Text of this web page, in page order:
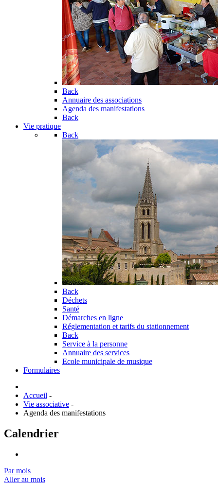
Back
Annuaire des associations
Agenda des manifestations
Back
Vie pratique
Back
Back
Déchets
Santé
Démarches en ligne
Réglementation et tarifs du stationnement
Back
Service à la personne
Annuaire des services
Ecole municipale de musique
Formulaires
Accueil -
Vie associative -
Agenda des manifestations
Calendrier
Par mois
Aller au mois